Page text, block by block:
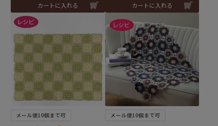
カートに入れる カートに入れる
メール便10個まで可 メール便10個まで可